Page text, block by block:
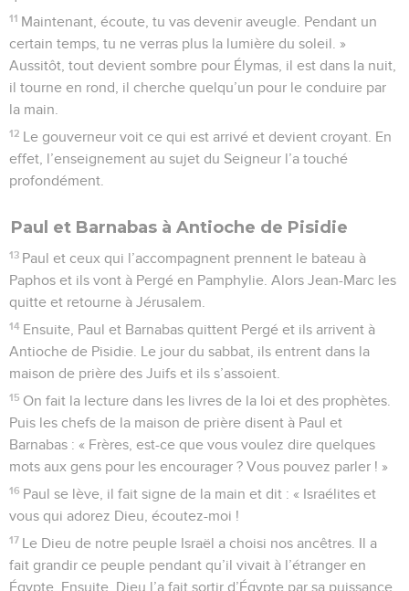
11 Maintenant, écoute, tu vas devenir aveugle. Pendant un
certain temps, tu ne verras plus la lumière du soleil. »
Aussitôt, tout devient sombre pour Élymas, il est dans la nuit,
il tourne en rond, il cherche quelqu’un pour le conduire par
la main.
12 Le gouverneur voit ce qui est arrivé et devient croyant. En
effet, l’enseignement au sujet du Seigneur l’a touché
profondément.
Paul et Barnabas à Antioche de Pisidie
13 Paul et ceux qui l’accompagnent prennent le bateau à
Paphos et ils vont à Pergé en Pamphylie. Alors Jean-Marc les
quitte et retourne à Jérusalem.
14 Ensuite, Paul et Barnabas quittent Pergé et ils arrivent à
Antioche de Pisidie. Le jour du sabbat, ils entrent dans la
maison de prière des Juifs et ils s’assoient.
15 On fait la lecture dans les livres de la loi et des prophètes.
Puis les chefs de la maison de prière disent à Paul et
Barnabas : « Frères, est-ce que vous voulez dire quelques
mots aux gens pour les encourager ? Vous pouvez parler ! »
16 Paul se lève, il fait signe de la main et dit : « Israélites et
vous qui adorez Dieu, écoutez-moi !
17 Le Dieu de notre peuple Israël a choisi nos ancêtres. Il a
fait grandir ce peuple pendant qu’il vivait à l’étranger en
Égypte. Ensuite, Dieu l’a fait sortir d’Égypte par sa puissance.